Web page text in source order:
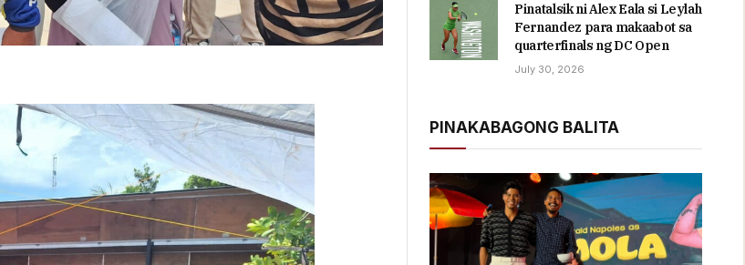
Pinatalsik ni Alex Eala si Leylah
Fernandez para makaabot sa
quarterfinals ng DC Open
July 30, 2026
PINAKABAGONG BALITA